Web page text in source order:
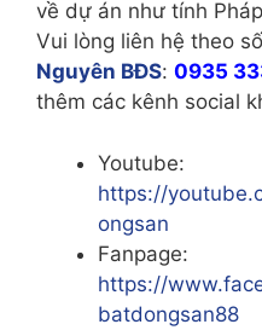
về dự án như tính
Vui lòng liên hệ theo
Nguyên BĐS: 0935
thêm các kênh social
Youtube:
https://
ongsan
Fanpage:
https://
batdongsan88